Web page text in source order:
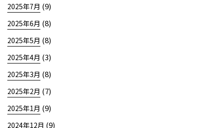
2025年7月 (9)
2025年6月 (8)
2025年5月 (8)
2025年4月 (3)
2025年3月 (8)
2025年2月 (7)
2025年1月 (9)
2024年12月 (9)